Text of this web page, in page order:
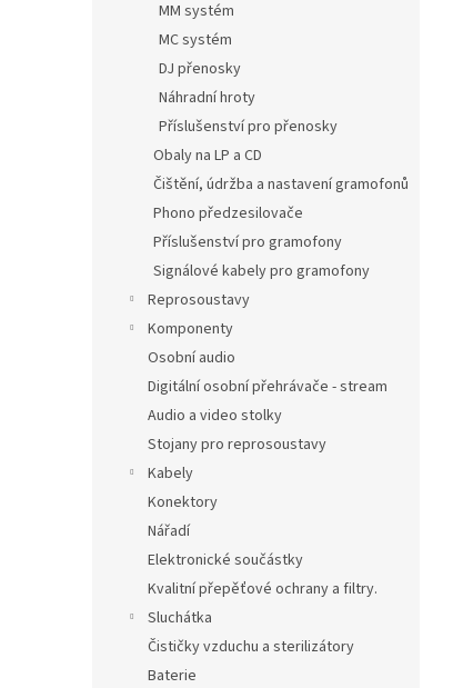
MM systém
MC systém
DJ přenosky
Náhradní hroty
Příslušenství pro přenosky
Obaly na LP a CD
Čištění, údržba a nastavení gramofonů
Phono předzesilovače
Příslušenství pro gramofony
Signálové kabely pro gramofony
Reprosoustavy
Komponenty
Osobní audio
Digitální osobní přehrávače - stream
Audio a video stolky
Stojany pro reprosoustavy
Kabely
Konektory
Nářadí
Elektronické součástky
Kvalitní přepěťové ochrany a filtry.
Sluchátka
Čističky vzduchu a sterilizátory
Baterie